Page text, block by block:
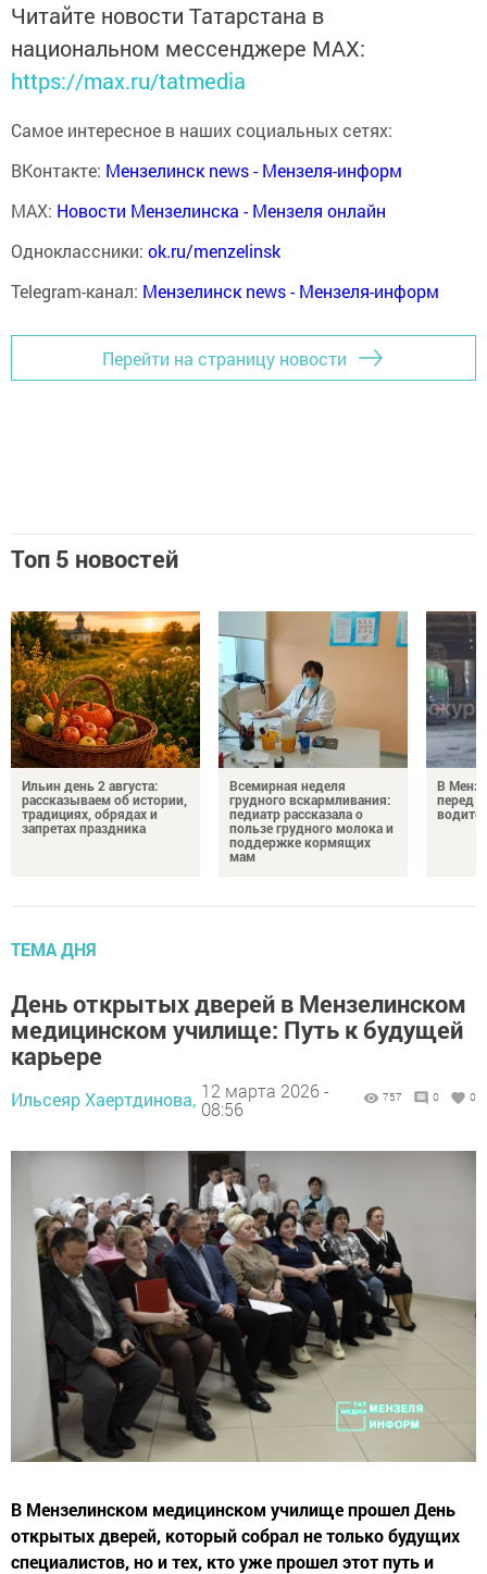
Читайте новости Татарстана в
национальном мессенджере MАХ:
https://max.ru/tatmedia
Самое интересное в наших социальных сетях:
ВКонтакте: Мензелинск news - Мензеля-информ
MAX: Новости Мензелинска - Мензеля онлайн
Одноклассники: ok.ru/menzelinsk
Telegram-канал: Мензелинск news - Мензеля-информ
Перейти на страницу новости
Топ 5 новостей
Ильин день 2 августа:
рассказываем об истории,
традициях, обрядах и
запретах праздника
Всемирная неделя
грудного вскармливания:
педиатр рассказала о
пользе грудного молока и
поддержке кормящих
мам
В
перед
ТЕМА ДНЯ
День открытых дверей в Мензелинском
медицинском училище: Путь к будущей
карьере
Ильсеяр Хаертдинова, 12 марта 2026 -
08:56
757 0 0
В Мензелинском медицинском училище прошел День
открытых дверей, который собрал не только будущих
специалистов, но и тех, кто уже прошел этот путь и